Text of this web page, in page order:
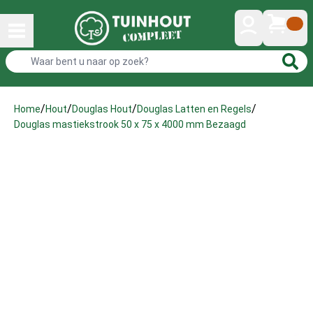
Home/Hout/Douglas Hout/Douglas Latten en Regels/
Douglas mastiekstrook 50 x 75 x 4000 mm Bezaagd